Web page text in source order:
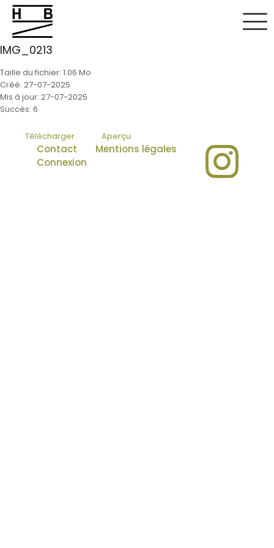
IMG_0213
Taille du fichier: 1.06 Mo
Créé: 27-07-2025
Mis à jour: 27-07-2025
Succès: 6
Télécharger Aperçu
Contact
Mentions légales
Connexion